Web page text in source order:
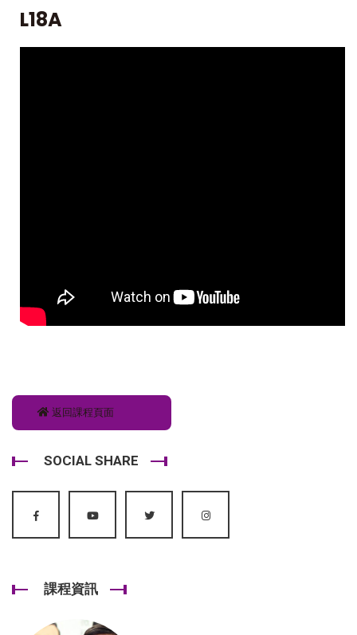
L18A
返回課程頁面
SOCIAL SHARE
課程資訊